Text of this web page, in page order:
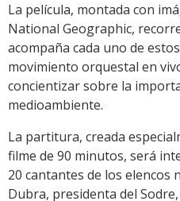
La película, montada con
National Geographic,
acompaña cada uno de
movimiento orquestal en
concientizar sobre la
medioambiente.
La partitura, creada
filme de 90 minutos, será
20 cantantes de los elencos
Dubra, presidenta del